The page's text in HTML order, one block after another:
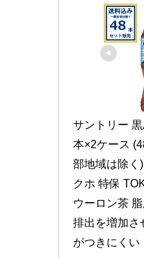
サントリー
本×2ケース
部地域は除く
クホ 特保
ウーロン茶
排出を増加さ
がつきにくい